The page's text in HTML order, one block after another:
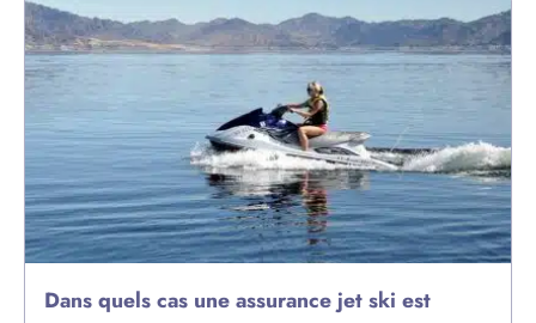
Dans quels cas une assurance jet ski est